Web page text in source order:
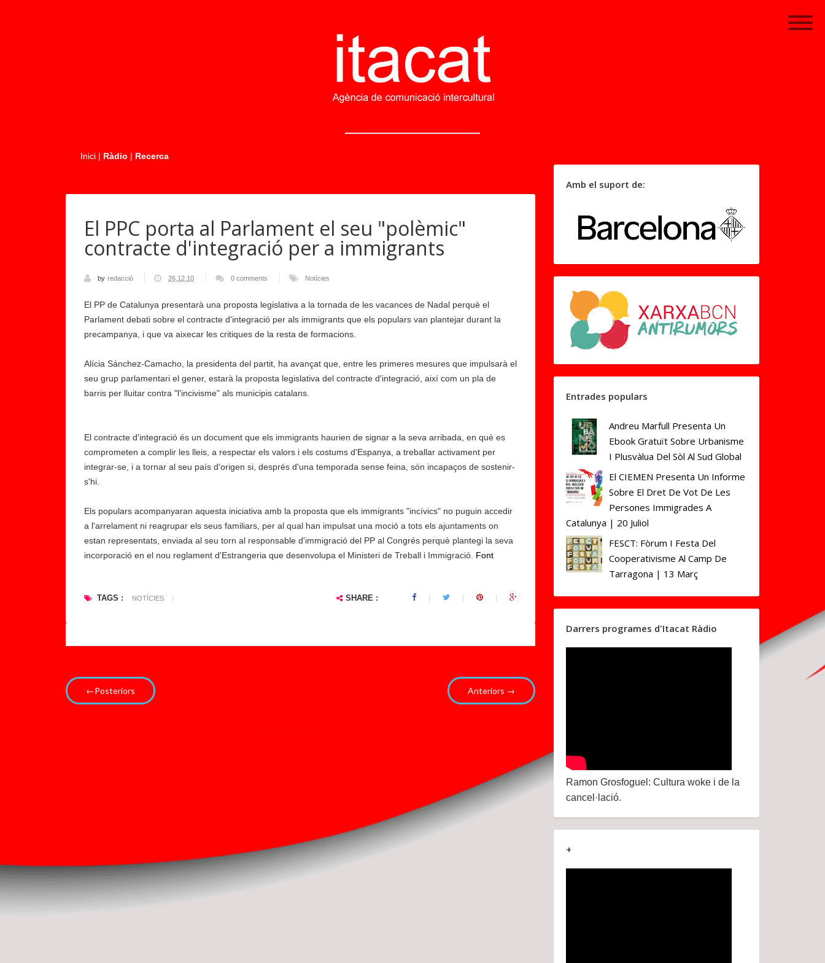
Inici | Ràdio | Recerca
El PPC porta al Parlament el seu "polèmic"
contracte d'integració per a immigrants
by redacció 26.12.10 0 comments Notícies
El PP de Catalunya presentarà una proposta legislativa a la tornada de les vacances de Nadal perquè el
Parlament debati sobre el contracte d'integració per als immigrants que els populars van plantejar durant la
precampanya, i que va aixecar les critiques de la resta de formacions.
Alícia Sánchez-Camacho, la presidenta del partit, ha avançat que, entre les primeres mesures que impulsarà el
seu grup parlamentari el gener, estarà la proposta legislativa del contracte d'integració, així com un pla de
barris per lluitar contra "l'incivisme" als municipis catalans.
El contracte d'integració és un document que els immigrants haurien de signar a la seva arribada, en què es
comprometen a complir les lleis, a respectar els valors i els costums d'Espanya, a treballar activament per
integrar-se, i a tornar al seu país d'origen si, després d'una temporada sense feina, són incapaços de sostenir-
s'hi.
Els populars acompanyaran aquesta iniciativa amb la proposta que els immigrants "incívics" no puguin accedir
a l'arrelament ni reagrupar els seus familiars, per al qual han impulsat una moció a tots els ajuntaments on
estan representats, enviada al seu torn al responsable d'immigració del PP al Congrés perquè plantegi la seva
incorporació en el nou reglament d'Estrangeria que desenvolupa el Ministeri de Treball i Immigració. Font
TAGS : NOTÍCIES | SHARE :
..
S
S
R
m
e
cr
a
la
"f
al
..
←Posteriors Anteriors →
Amb el suport de:
Entrades populars
Andreu Marfull Presenta Un
Ebook Gratuït Sobre Urbanisme
I Plusvàlua Del Sòl Al Sud Global
El CIEMEN Presenta Un Informe
Sobre El Dret De Vot De Les
Persones Immigrades A
Catalunya | 20 Juliol
FESCT: Fòrum I Festa Del
Cooperativisme Al Camp De
Tarragona | 13 Març
Darrers programes d'Itacat Ràdio
Ramon Grosfoguel: Cultura woke i de la
cancel·lació.
+